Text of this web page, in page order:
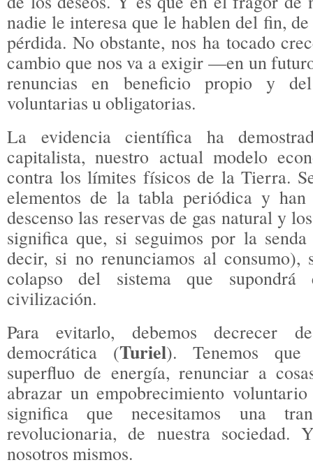
nadie le interesa que le hablen del fin,
pérdida. No obstante, nos ha tocado
cambio que nos va a exigir —en un
renuncias en beneficio propio y
voluntarias u obligatorias.
La evidencia científica ha
capitalista, nuestro actual modelo
contra los límites físicos de la Tierra.
elementos de la tabla periódica y
descenso las reservas de gas natural y
significa que, si seguimos por la
decir, si no renunciamos al
colapso del sistema que
civilización.
Para evitarlo, debemos decrecer
democrática (Turiel). Tenemos
superfluo de energía, renunciar a
abrazar un empobrecimiento
significa que necesitamos una
revolucionaria, de nuestra sociedad.
nosotros mismos.